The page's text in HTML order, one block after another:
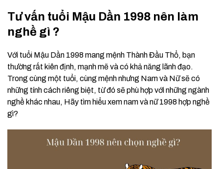
Tư vấn tuổi Mậu Dần 1998 nên làm
nghề gì ?
Với tuổi Mậu Dần 1998 mang mệnh Thành Đầu Thổ, bạn
thường rất kiên định, mạnh mẽ và có khả năng lãnh đạo.
Trong cùng một tuổi, cùng mệnh nhưng Nam và Nữ sẽ có
những tính cách riêng biệt, từ đó sẽ phù hợp với những ngành
nghề khác nhau, Hãy tìm hiểu xem nam và nữ 1998 hợp nghề
gì?